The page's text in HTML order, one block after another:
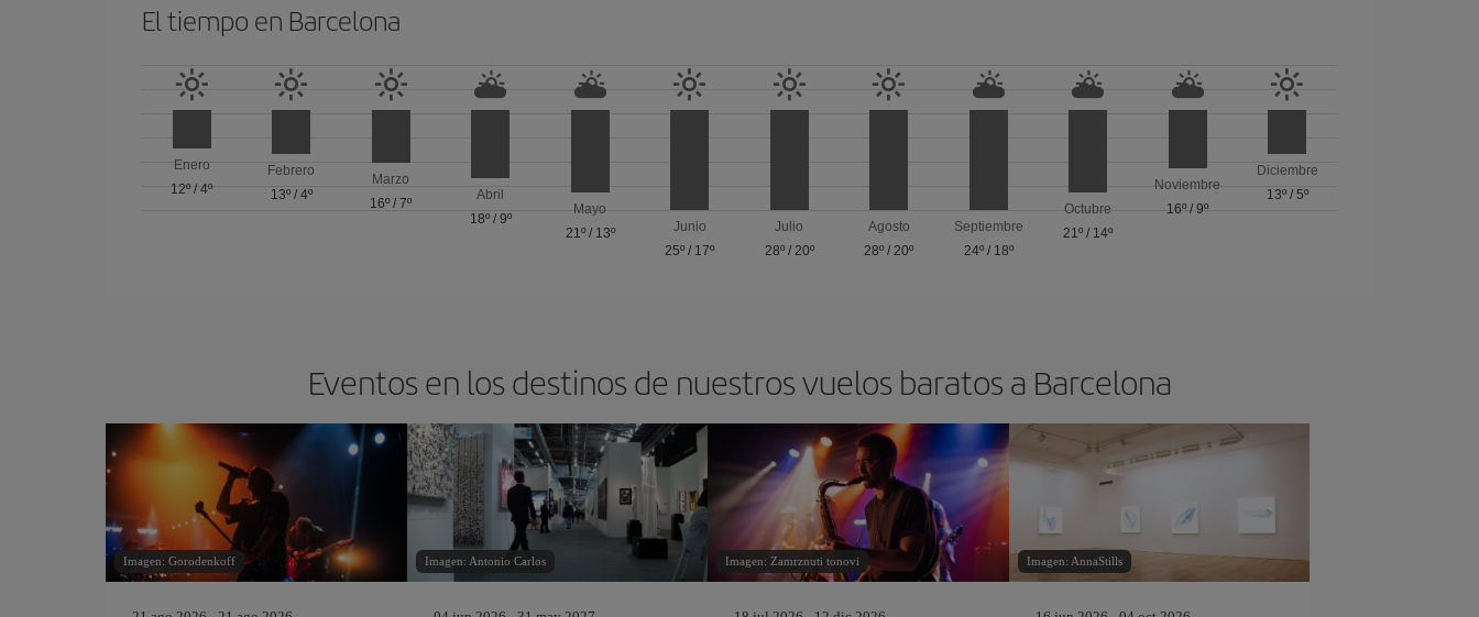
El tiempo en Barcelona
Enero
12º/4º
Febrero
13º/ 4º
Marzo
16º /7º
Abril
18º/ 9º
Mayo
21º/ 13º
Junio
25º / 17º
Julio
28º/ 20º
Agosto
28º /20º
Septiembre
24º/ 18º
Octubre
21º / 14º
Noviembre
16º /9º
Diciembre
13º/ 5º
Eventos en los destinos de nuestros vuelos baratos a Barcelona
Imagen: Gorodenkoff Imagen: Antonio Carlos Imagen: Zamrznuti tonovi Imagen: AnnaStills